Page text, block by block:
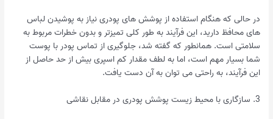
در حالی که هنگام استفاده از پوشش های پودری نیاز به پوشیدن لباس
های محافظ دارید، این فرآیند به طور کلی تمیزتر و بدون خطرات مربوط به
سلامتی است. همانطور که گفته شد، جلوگیری از تماس پودر با پوست
شما بسیار مهم است، اما به لطف مقدار کم اسپری بیش از حد حاصل از
این فرآیند، به راحتی می توان به آن دست یافت.
3. سازگاری با محیط زیست پوشش پودری در مقابل نقاشی